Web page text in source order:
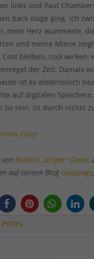
links und Paul
back stage ging. Ich
mein Herz wummerte,
und meine Miene
Cool bleiben, cool wirken,
der Zeit. Damals
ist es elektronisch
auf digitalen
zu sein, ist durch nichts
Folge
Richard „ar/gee“ Gleim;
auf seinem Blog Gnogongo
POSTS